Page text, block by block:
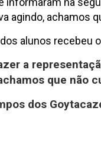
agindo, achamos
alunos recebeu
a
que não
dos